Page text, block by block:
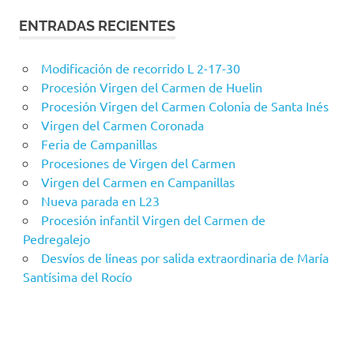
ENTRADAS RECIENTES
Modificación de recorrido L 2-17-30
Procesión Virgen del Carmen de Huelin
Procesión Virgen del Carmen Colonia de Santa Inés
Virgen del Carmen Coronada
Feria de Campanillas
Procesiones de Virgen del Carmen
Virgen del Carmen en Campanillas
Nueva parada en L23
Procesión infantil Virgen del Carmen de
Pedregalejo
Desvíos de líneas por salida extraordinaria de María
Santísima del Rocío